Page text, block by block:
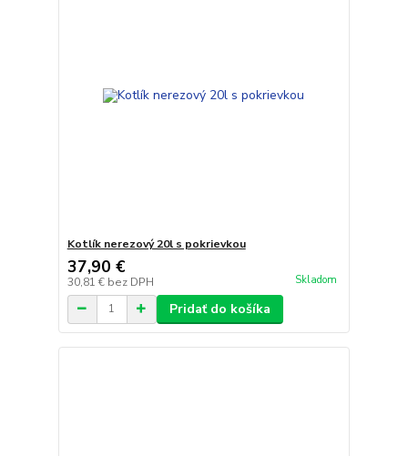
Kotlík nerezový 20l s pokrievkou
37,90 €
30,81 € bez DPH Skladom
Pridať do košíka